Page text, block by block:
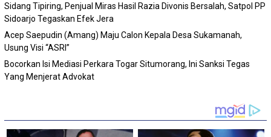
Sidang Tipiring, Penjual Miras Hasil Razia Divonis Bersalah, Satpol PP
Sidoarjo Tegaskan Efek Jera
Acep Saepudin (Amang) Maju Calon Kepala Desa Sukamanah,
Usung Visi “ASRI”
Bocorkan Isi Mediasi Perkara Togar Situmorang, Ini Sanksi Tegas
Yang Menjerat Advokat